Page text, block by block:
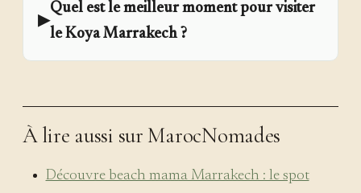
▶
Quel est le meilleur moment pour visiter
le Koya Marrakech ?
À lire aussi sur MarocNomades
Découvre beach mama Marrakech : le spot